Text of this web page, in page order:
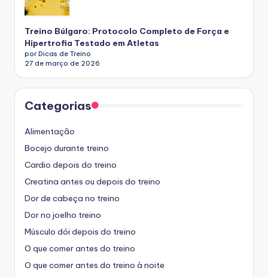
Treino Búlgaro: Protocolo Completo de Força e
Hipertrofia Testado em Atletas
por Dicas de Treino
27 de março de 2026
Categorias
Alimentação
Bocejo durante treino
Cardio depois do treino
Creatina antes ou depois do treino
Dor de cabeça no treino
Dor no joelho treino
Músculo dói depois do treino
O que comer antes do treino
O que comer antes do treino à noite